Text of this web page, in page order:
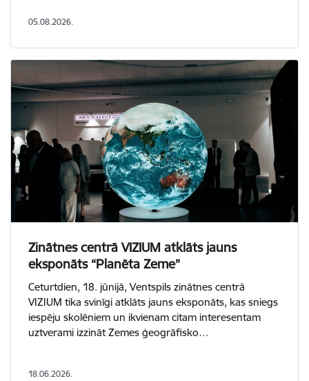
05.08.2026.
Zinātnes centrā VIZIUM atklāts jauns
eksponāts “Planēta Zeme”
Ceturtdien, 18. jūnijā, Ventspils zinātnes centrā
VIZIUM tika svinīgi atklāts jauns eksponāts, kas sniegs
iespēju skolēniem un ikvienam citam interesentam
uztverami izzināt Zemes ģeogrāfisko…
18.06.2026.